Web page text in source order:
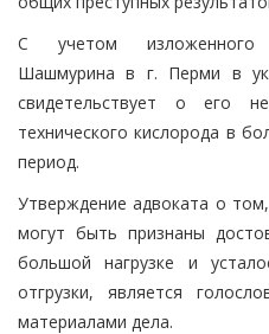
С учетом изложенного
Шашмурина в г. Перми в
свидетельствует о его
технического кислорода в
период.
Утверждение адвоката о
могут быть признаны
большой нагрузке и
отгрузки, является
материалами дела.